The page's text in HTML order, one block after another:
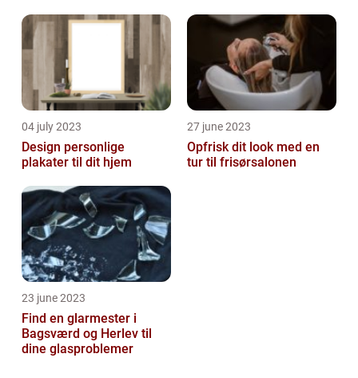
04 july 2023
Design personlige
plakater til dit hjem
27 june 2023
Opfrisk dit look med en
tur til frisørsalonen
23 june 2023
Find en glarmester i
Bagsværd og Herlev til
dine glasproblemer